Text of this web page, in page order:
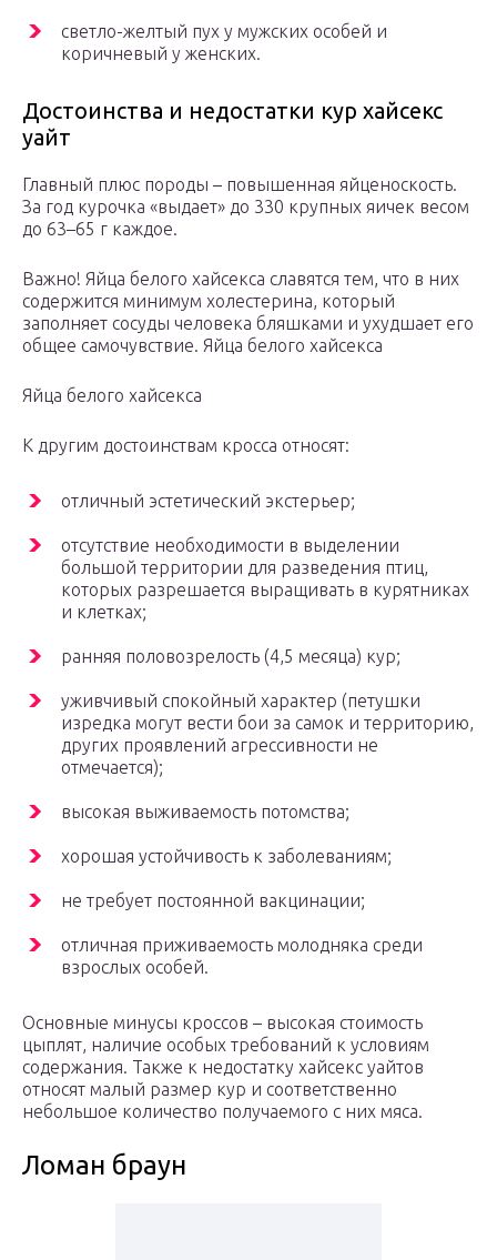
светло-желтый пух у мужских особей и
коричневый у женских.
Достоинства и недостатки кур хайсекс
уайт
Главный плюс породы – повышенная яйценоскость.
За год курочка «выдает» до 330 крупных яичек весом
до 63–65 г каждое.
Важно! Яйца белого хайсекса славятся тем, что в них
содержится минимум холестерина, который
заполняет сосуды человека бляшками и ухудшает его
общее самочувствие. Яйца белого хайсекса
Яйца белого хайсекса
К другим достоинствам кросса относят:
отличный эстетический экстерьер;
отсутствие необходимости в выделении
большой территории для разведения птиц,
которых разрешается выращивать в курятниках
и клетках;
ранняя половозрелость (4,5 месяца) кур;
уживчивый спокойный характер (петушки
изредка могут вести бои за самок и территорию,
других проявлений агрессивности не
отмечается);
высокая выживаемость потомства;
хорошая устойчивость к заболеваниям;
не требует постоянной вакцинации;
отличная приживаемость молодняка среди
взрослых особей.
Основные минусы кроссов – высокая стоимость
цыплят, наличие особых требований к условиям
содержания. Также к недостатку хайсекс уайтов
относят малый размер кур и соответственно
небольшое количество получаемого с них мяса.
Ломан браун